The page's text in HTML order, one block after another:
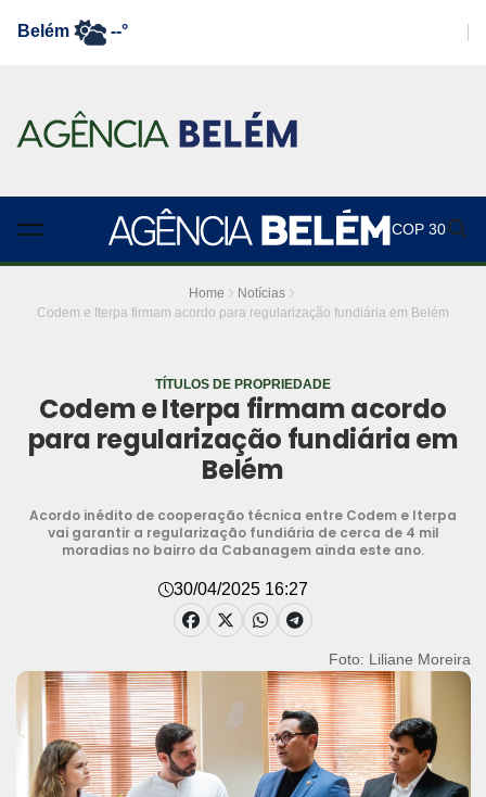
Belém --°
COP 30
Home
Notícias
Codem e Iterpa firmam acordo para regularização fundiária em Belém
TÍTULOS DE PROPRIEDADE
Codem e Iterpa firmam acordo
para regularização fundiária em
Belém
Acordo inédito de cooperação técnica entre Codem e Iterpa
vai garantir a regularização fundiária de cerca de 4 mil
moradias no bairro da Cabanagem ainda este ano.
30/04/2025 16:27
Foto: Liliane Moreira